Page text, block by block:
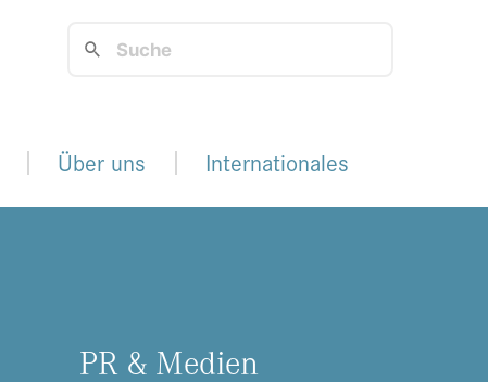
Über uns Internationales
PR & Me­di­en